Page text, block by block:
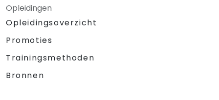
Opleidingen
Opleidingsoverzicht
Promoties
Trainingsmethoden
Bronnen